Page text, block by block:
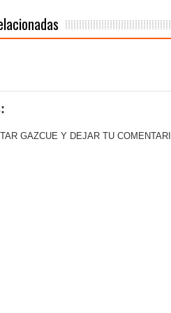
GAZCUE Y DEJAR TU